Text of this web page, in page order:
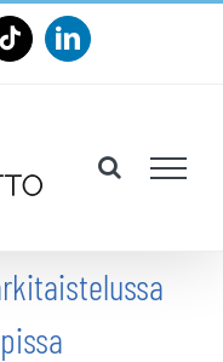
TiktokLinkedIn